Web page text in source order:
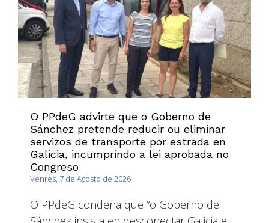
O PPdeG advirte que o Goberno de
Sánchez pretende reducir ou eliminar
servizos de transporte por estrada en
Galicia, incumprindo a lei aprobada no
Congreso
Venres, 7 de Agosto de 2026
O PPdeG condena que “o Goberno de